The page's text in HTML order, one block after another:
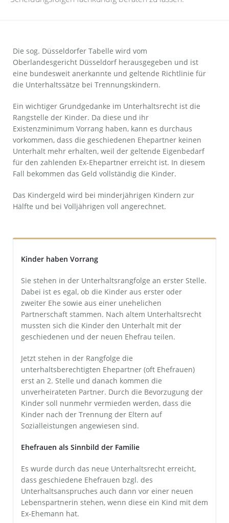
Lana Kolb
Gesellschaftsrecht
Handelsrecht
Handelsvertreterrecht
Insolvenzrecht
Kapitalanlagerecht
Maklerrecht
Mietrecht
Sozialversicherungsrecht und Betriebsprüfungen
Verkehrsrecht, Ordnungswidrigkeiten und Strafrecht
Versicherungsrecht
Wohnungseigentumsrecht
Impressum
Die sog. Düsseldorfer Tabelle wird vom
Oberlandesgericht Düsseldorf herausgegeben und ist
eine bundesweit anerkannte und geltende Richtlinie für
die Unterhaltssätze bei Trennungskindern.
Ein wichtiger Grundgedanke im Unterhaltsrecht ist die
Rangstelle der Kinder. Da diese und ihr
Existenzminimum Vorrang haben, kann es durchaus
vorkommen, dass die geschiedenen Ehepartner keinen
Unterhalt mehr erhalten, weil der geltende Eigenbedarf
für den zahlenden Ex-Ehepartner erreicht ist. In diesem
Fall bekommen das Geld vollständig die Kinder.
Das Kindergeld wird bei minderjährigen Kindern zur
Hälfte und bei Volljährigen voll angerechnet.
Kinder haben Vorrang
Sie stehen in der Unterhaltsrangfolge an erster Stelle.
Dabei ist es egal, ob die Kinder aus erster oder
zweiter Ehe sowie aus einer unehelichen
Partnerschaft stammen. Nach altem Unterhaltsrecht
mussten sich die Kinder den Unterhalt mit der
geschiedenen und der neuen Ehefrau teilen.
Jetzt stehen in der Rangfolge die
unterhaltsberechtigten Ehepartner (oft Ehefrauen)
erst an 2. Stelle und danach kommen die
unverheirateten Partner. Durch die Bevorzugung der
Kinder soll nunmehr vermieden werden, dass die
Kinder nach der Trennung der Eltern auf
Sozialleistungen angewiesen sind.
Ehefrauen als Sinnbild der Familie
Es wurde durch das neue Unterhaltsrecht erreicht,
dass geschiedene Ehefrauen bzgl. des
Unterhaltsanspruches auch dann vor einer neuen
Lebenspartnerin stehen, wenn diese ein Kind mit dem
Ex-Ehemann hat.